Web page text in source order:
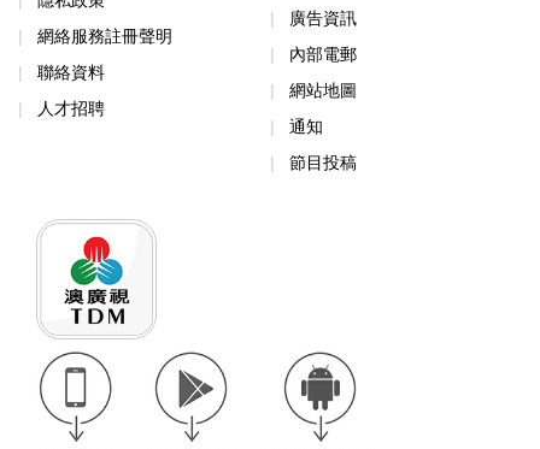
網絡服務註冊聲明
聯絡資料
人才招聘
廣告資訊
內部電郵
網站地圖
通知
節目投稿